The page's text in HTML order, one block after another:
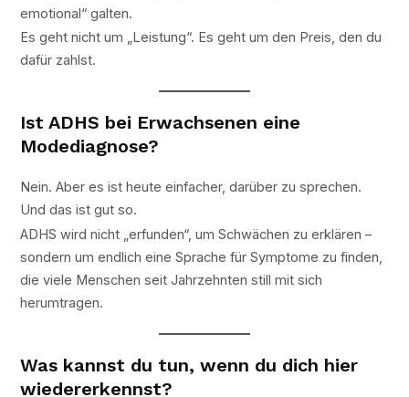
emotional“ galten.
Es geht nicht um „Leistung“. Es geht um den Preis, den du
dafür zahlst.
Ist ADHS bei Erwachsenen eine
Modediagnose?
Nein. Aber es ist heute einfacher, darüber zu sprechen.
Und das ist gut so.
ADHS wird nicht „erfunden“, um Schwächen zu erklären –
sondern um endlich eine Sprache für Symptome zu finden,
die viele Menschen seit Jahrzehnten still mit sich
herumtragen.
Was kannst du tun, wenn du dich hier
wiedererkennst?